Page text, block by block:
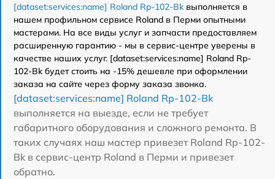
[dataset:services:name] Roland Rp-102-Bk выполняется в
нашем профильном сервисе Roland в Перми опытными
мастерами. На все виды услуг и запчасти предоставляем
расширенную гарантию - мы в сервис-центре уверены в
качестве наших услуг. [dataset:services:name] Roland Rp-
102-Bk будет стоить на -15% дешевле при оформлении
заказа на сайте через форму заказа звонка.
[dataset:services:name] Roland Rp-102-Bk
выполняется на выезде, если не требует
габаритного оборудования и сложного ремонта. В
таких случаях наш мастер привезет Roland Rp-102-
Bk в сервис-центр Roland в Перми и привезет
обратно.